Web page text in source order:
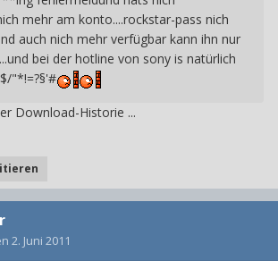
mehr am konto....rockstar-pass nich
auch nich mehr verfügbar kann ihn nur
bei der hotline von sony is natürlich
"*!=?§'#
Download-Historie ...
2. Juni 2011